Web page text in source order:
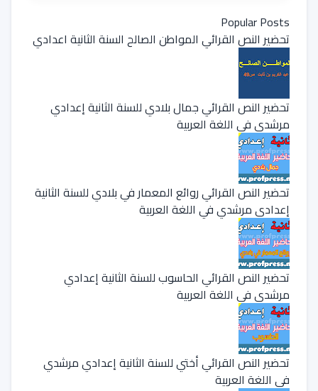
Popular Posts
تحضير النص القرائي المواطن الصالح السنة الثانية اعدادي
تحضير النص القرائي جمال بلادي للسنة الثانية إعدادي
مرشدي في اللغة العربية
تحضير النص القرائي روائع المعمار في بلادي للسنة الثانية
إعدادي مرشدي في اللغة العربية
تحضير النص القرائي الحاسوب للسنة الثانية إعدادي
مرشدي في اللغة العربية
تحضير النص القرائي أختي للسنة الثانية إعدادي مرشدي
في اللغة العربية